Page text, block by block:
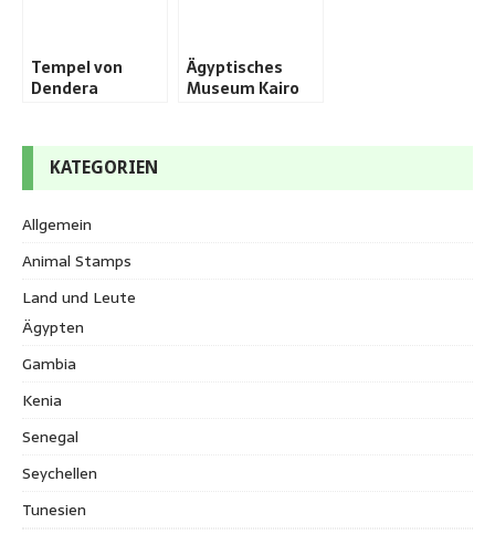
Tempel von
Dendera
Ägyptisches
Museum Kairo
KATEGORIEN
Allgemein
Animal Stamps
Land und Leute
Ägypten
Gambia
Kenia
Senegal
Seychellen
Tunesien